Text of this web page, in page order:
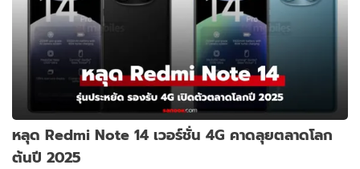
หลุด Redmi Note 14 เวอร์ชั่น 4G คาดลุยตลาดโลก
ต้นปี 2025